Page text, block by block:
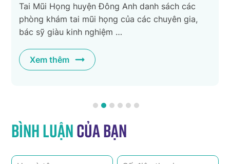
Tai Mũi Họng huyện Đông Anh danh sách các
phòng khám tai mũi họng của các chuyên gia,
bác sỹ giàu kinh nghiệm …
Xem thêm
Bình luậncủa bạn